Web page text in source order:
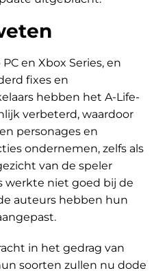
en Xbox Series, en
fixes en
hebben het A-Life-
verbeterd, waardoor
personages en
ondernemen, zelfs als
van de speler
werkte niet goed bij de
auteurs hebben hun
in het gedrag van
soorten zullen nu dode